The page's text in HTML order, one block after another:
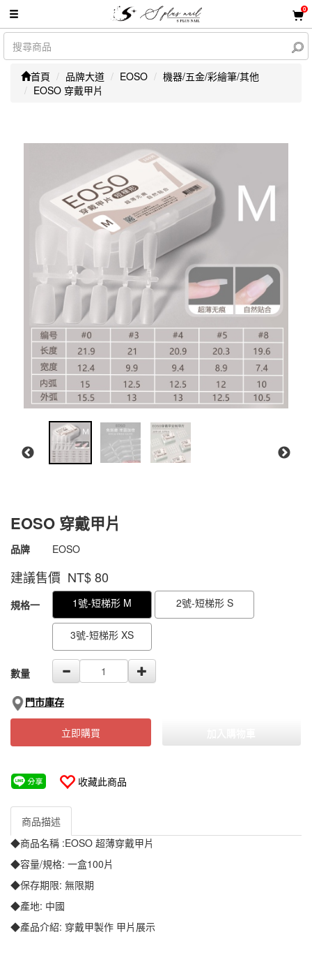
0
首頁 品牌大道 EOSO
機器/五金/彩繪筆/其他
EOSO 穿戴甲片
EOSO 穿戴甲片
商品代號 4711075574148
4711075574148
品牌 EOSO
建議售價 NT$80
GOODS000000000000001906308
規格一 1號-短梯形 M 2號-短梯形 S
3號-短梯形 XS
數量
門市庫存
立即購買
收藏此商品
商品描述
◆商品名稱 :EOSO 超薄穿戴甲片
◆容量/規格: 一盒100片
◆保存期限: 無限期
◆產地: 中國
◆產品介紹: 穿戴甲製作 甲片展示